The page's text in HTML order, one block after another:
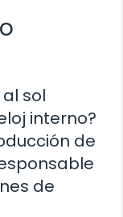
sol
interno?
de
de